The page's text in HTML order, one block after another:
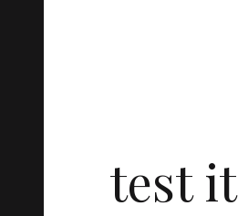
test it